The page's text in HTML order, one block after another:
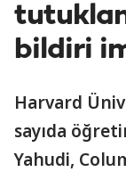
bildiri
Harvard
sayıda
Yahudi,